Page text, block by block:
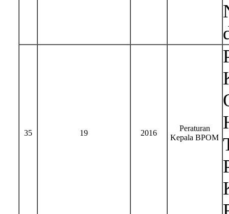
35 19 2016
Peraturan
Kepala BPOM